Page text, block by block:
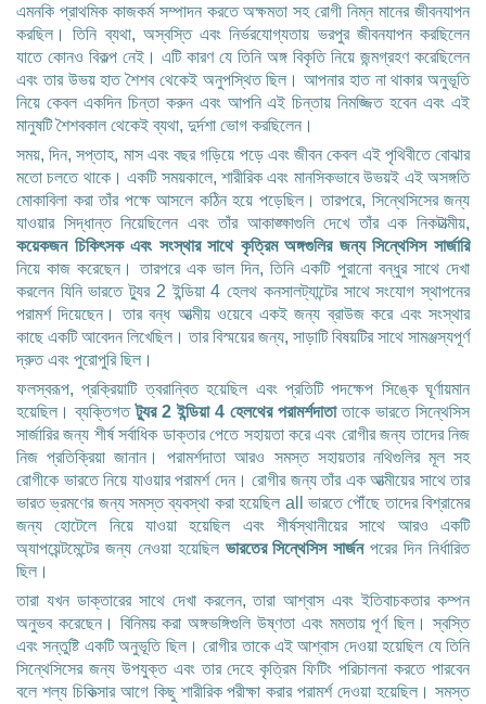
এমনকি প্রাথমিক কাজকর্ম সম্পাদন করতে অক্ষমতা সহ রোগী নিম্ন মানের জীবনযাপন
করছিল। তিনি ব্যথা, অস্বস্তি এবং নির্ভরযোগ্যতায় ভরপুর জীবনযাপন করছিলেন
যাতে কোনও বিকল্প নেই। এটি কারণ যে তিনি অঙ্গ বিকৃতি নিয়ে জন্মগ্রহণ করেছিলেন
এবং তার উভয় হাত শৈশব থেকেই অনুপস্থিত ছিল। আপনার হাত না থাকার অনুভূতি
নিয়ে কেবল একদিন চিন্তা করুন এবং আপনি এই চিন্তায় নিমজ্জিত হবেন এবং এই
মানুষটি শৈশবকাল থেকেই ব্যথা, দুর্দশা ভোগ করছিলেন।
সময়, দিন, সপ্তাহ, মাস এবং বছর গড়িয়ে পড়ে এবং জীবন কেবল এই পৃথিবীতে বোঝার
মতো চলতে থাকে। একটি সময়কালে, শারীরিক এবং মানসিকভাবে উভয়ই এই অসঙ্গতি
মোকাবিলা করা তাঁর পক্ষে আসলে কঠিন হয়ে পড়েছিল। তারপরে, সিন্থেসিসের জন্য
যাওয়ার সিদ্ধান্ত নিয়েছিলেন এবং তাঁর আকাঙ্ক্ষাগুলি দেখে তাঁর এক নিকটাত্মীয়,
কয়েকজন চিকিৎসক এবং সংস্থার সাথে কৃত্রিম অঙ্গগুলির জন্য সিন্থেসিস সার্জারি
নিয়ে কাজ করেছেন। তারপরে এক ভাল দিন, তিনি একটি পুরানো বন্ধুর সাথে দেখা
করলেন যিনি ভারতে ট্যুর 2 ইন্ডিয়া 4 হেলথ কনসালট্যান্টের সাথে সংযোগ স্থাপনের
পরামর্শ দিয়েছেন। তার বন্ধ আত্মীয় ওয়েবে একই জন্য ব্রাউজ করে এবং সংস্থার
কাছে একটি আবেদন লিখেছিল। তার বিস্ময়ের জন্য, সাড়াটি বিষয়টির সাথে সামঞ্জস্যপূর্ণ
দ্রুত এবং পুরোপুরি ছিল।
ফলস্বরূপ, প্রক্রিয়াটি ত্বরান্বিত হয়েছিল এবং প্রতিটি পদক্ষেপ সিঙ্কে ঘূর্ণায়মান
হয়েছিল। ব্যক্তিগতট্যুর 2 ইন্ডিয়া 4 হেলথের পরামর্শদাতাতাকে ভারতে সিন্থেসিস
সার্জারির জন্য শীর্ষ সর্বাধিক ডাক্তার পেতে সহায়তা করে এবং রোগীর জন্য তাদের নিজ
নিজ প্রতিক্রিয়া জানান। পরামর্শদাতা আরও সমস্ত সহায়তার নথিগুলির মূল সহ
রোগীকে ভারতে নিয়ে যাওয়ার পরামর্শ দেন। রোগীর জন্য তাঁর এক আত্মীয়ের সাথে তার
ভারত ভ্রমণের জন্য সমস্ত ব্যবস্থা করা হয়েছিল all ভারতে পৌঁছে তাদের বিশ্রামের
জন্য হোটেলে নিয়ে যাওয়া হয়েছিল এবং শীর্ষস্থানীয়ের সাথে আরও একটি
অ্যাপয়েন্টমেন্টের জন্য নেওয়া হয়েছিল ভারতের সিন্থেসিস সার্জনপরের দিন নির্ধারিত
ছিল।
তারা যখন ডাক্তারের সাথে দেখা করলেন, তারা আশ্বাস এবং ইতিবাচকতার কম্পন
অনুভব করেছেন। বিনিময় করা অঙ্গভঙ্গিগুলি উষ্ণতা এবং মমতায় পূর্ণ ছিল। স্বস্তি
এবং সন্তুষ্টি একটি অনুভূতি ছিল। রোগীর তাকে এই আশ্বাস দেওয়া হয়েছিল যে তিনি
সিন্থেসিসের জন্য উপযুক্ত এবং তার দেহে কৃত্রিম ফিটিং পরিচালনা করতে পারবেন
বলে শল্য চিকিত্সার আগে কিছু শারীরিক পরীক্ষা করার পরামর্শ দেওয়া হয়েছিল। সমস্ত